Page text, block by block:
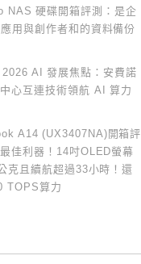
NAS 硬碟開箱評測：是企
用與創作者和的資料備份
AI 發展焦點：安費諾
心互連技術領航 AI 算力
A14 (UX3407NA)開箱評
佳利器！14吋OLED螢幕
克且續航超過33小時！還
TOPS算力